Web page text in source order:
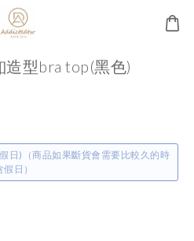
型bra top(黑色)
日)（商品如果斷貨會需要比較久的時
日）